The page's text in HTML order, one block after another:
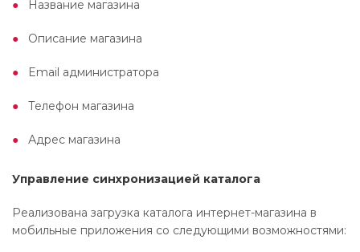
Название магазина
Описание магазина
Email администратора
Телефон магазина
Адрес магазина
Управление синхронизацией каталога
Реализована загрузка каталога интернет-магазина в
мобильные приложения со следующими возможностями: